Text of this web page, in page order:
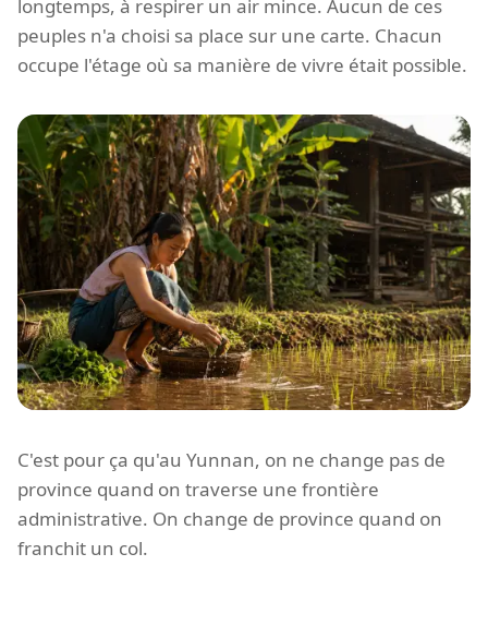
longtemps, à respirer un air mince. Aucun de ces
peuples n'a choisi sa place sur une carte. Chacun
occupe l'étage où sa manière de vivre était possible.
C'est pour ça qu'au Yunnan, on ne change pas de
province quand on traverse une frontière
administrative. On change de province quand on
franchit un col.